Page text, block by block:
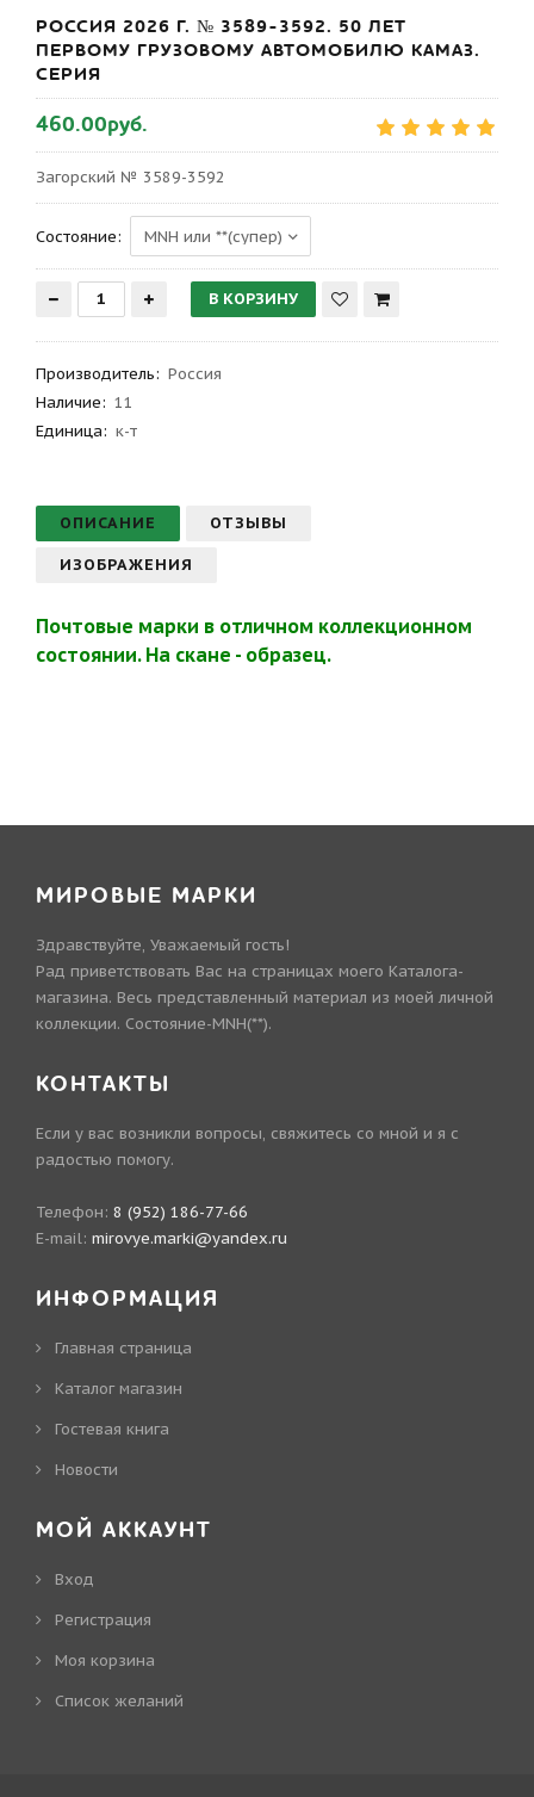
РОССИЯ 2026 Г. № 3589-3592. 50 ЛЕТ
ПЕРВОМУ ГРУЗОВОМУ АВТОМОБИЛЮ КАМАЗ.
СЕРИЯ
460.00руб.
Загорский № 3589-3592
Состояние:
Производитель: Россия
Наличие: 11
Единица: к-т
ОПИСАНИЕ ОТЗЫВЫ
ИЗОБРАЖЕНИЯ
Почтовые марки в отличном коллекционном
состоянии. На скане - образец.
МИРОВЫЕ МАРКИ
Здравствуйте, Уважаемый гость!
Рад приветствовать Вас на страницах моего Каталога-
магазина. Весь представленный материал из моей личной
коллекции. Состояние-MNH(**).
КОНТАКТЫ
Если у вас возникли вопросы, свяжитесь со мной и я с
радостью помогу.
Телефон: 8 (952) 186-77-66
E-mail: mirovye.marki@yandex.ru
ИНФОРМАЦИЯ
Главная страница
Каталог магазин
Гостевая книга
Новости
МОЙ АККАУНТ
Вход
Регистрация
Моя корзина
Cписок желаний